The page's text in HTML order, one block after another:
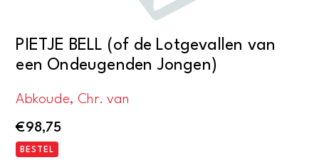
PIETJE BELL (of de Lotgevallen van
een Ondeugenden Jongen)
Abkoude, Chr. van
€98,75
BESTEL